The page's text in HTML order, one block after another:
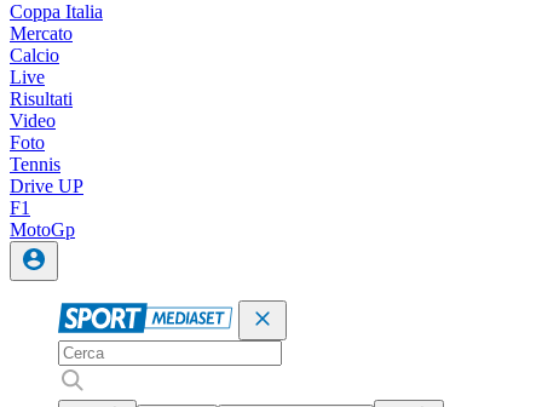
Coppa Italia
Mercato
Calcio
Live
Risultati
Video
Foto
Tennis
Drive UP
F1
MotoGp